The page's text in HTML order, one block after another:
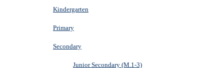
Kindergarten
Primary
Secondary
Junior Secondary (M.1-3)